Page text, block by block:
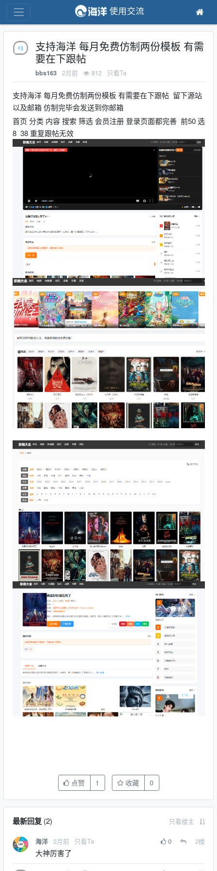
使用交流
支持海洋 每月免费仿制两份模板 有需
要在下跟帖
bbs163 2月前 812 只看Ta
支持海洋 每月免费仿制两份模板 有需要在下跟帖 留下源站
以及邮箱 仿制完毕会发送到你邮箱
首页 分类 内容 搜索 筛选 会员注册 登录页面都完善 前50 选
8 38 重复跟帖无效
点赞 1 收藏 0
最新回复(2) 只看楼主
海洋 2月前 只看Ta 0 2楼
大神厉害了